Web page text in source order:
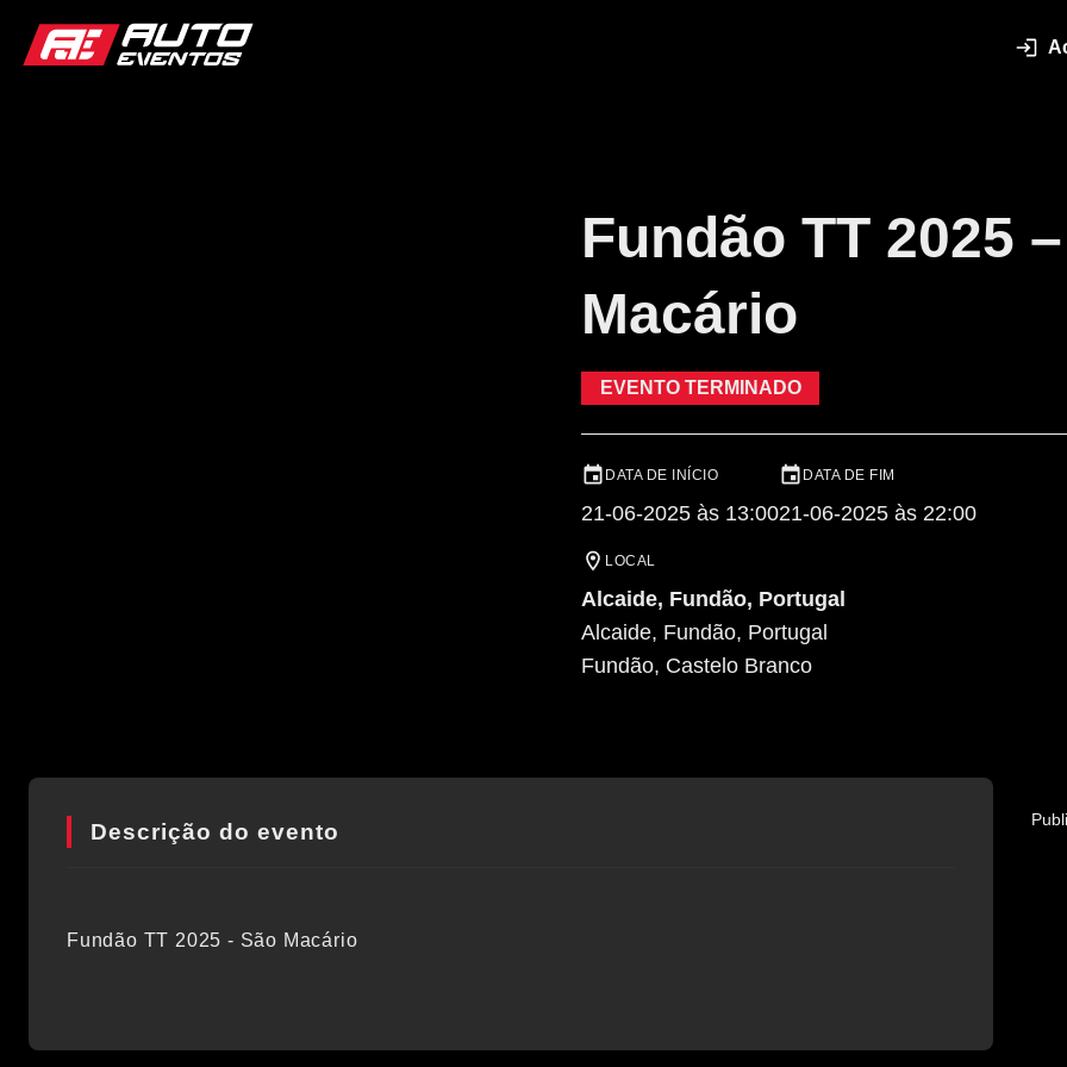
Fundão TT 2025
Macário
EVENTO TERMINADO
DATA DE INÍCIO
21-06-2025 às 13:00
DATA DE FIM
21-06-2025 às 22:00
LOCAL
Alcaide, Fundão, Portugal
Alcaide, Fundão, Portugal
Fundão, Castelo Branco
Descrição do evento
Fundão TT 2025 - São Macário